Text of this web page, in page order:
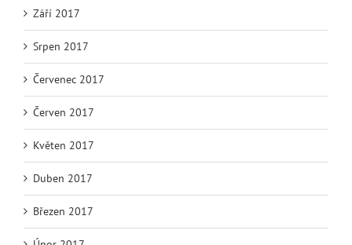
Září 2017
Srpen 2017
Červenec 2017
Červen 2017
Květen 2017
Duben 2017
Březen 2017